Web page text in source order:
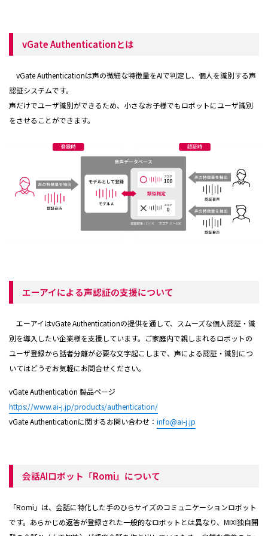
vGate Authenticationとは
vGate Authenticationは声の微細な特徴量をAIで判定し、個人を識別する声
認証システムです。
声だけでユーザ識別ができるため、小さなお子様でもロボットにユーザ識別
をさせることができます。
エーアイによる声認証の支援について
エーアイはvGate Authenticationの提供を通して、スムーズな個人認証・識
別を導入したい企業様を支援しています。ご家庭内で親しまれるロボットの
ユーザ登録から話者分離が必要な文字起こしまで、声による認証・識別につ
いてはどうぞお気軽にお問合せください。
vGate Authentication 製品ページ
https://www.ai-j.jp/products/authentication/
vGate Authenticationに関するお問い合わせ： info@ai-j.jp
会話AIロボット「Romi」について
「Romi」は、会話に特化した手のひらサイズのコミュニケーションロボット
です。あらかじめ返答が登録された一般的なロボットとは異なり、MIXI独自開